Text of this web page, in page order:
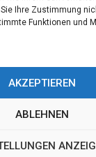
Ihre Zustimmung
Funktionen und
AKZEPTIEREN
ABLEHNEN